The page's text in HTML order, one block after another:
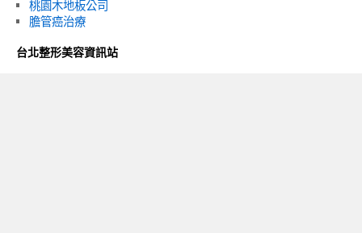
桃園木地板公司
膽管癌治療
台北整形美容資訊站